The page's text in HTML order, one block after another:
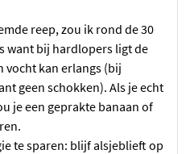
reep, zou ik rond de 30
want bij hardlopers ligt de
vocht kan erlangs (bij
geen schokken). Als je echt
je een geprakte banaan of
te sparen: blijf alsjeblieft op